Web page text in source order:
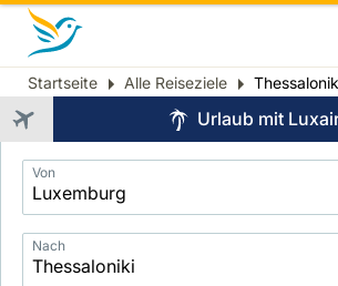
Breadcrumb
Startseite Alle Reiseziele
Urlaub mit
Application
Intelligent
Package
Search
Von
Nach